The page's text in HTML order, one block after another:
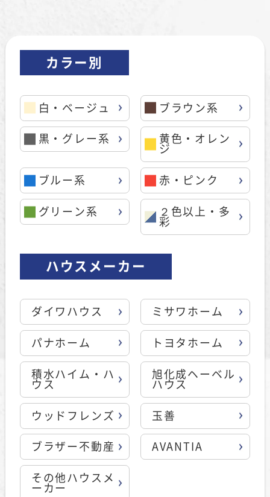
カラー別
白・ベージュ ブラウン系
黒・グレー系
黄色・オレン
ジ
ブルー系 赤・ピンク
グリーン系
２色以上・多
彩
ハウスメーカー
ダイワハウス ミサワホーム
パナホーム トヨタホーム
積水ハイム・ハ
ウス
旭化成ヘーベル
ハウス
ウッドフレンズ 玉善
ブラザー不動産 AVANTIA
その他ハウスメ
ーカー